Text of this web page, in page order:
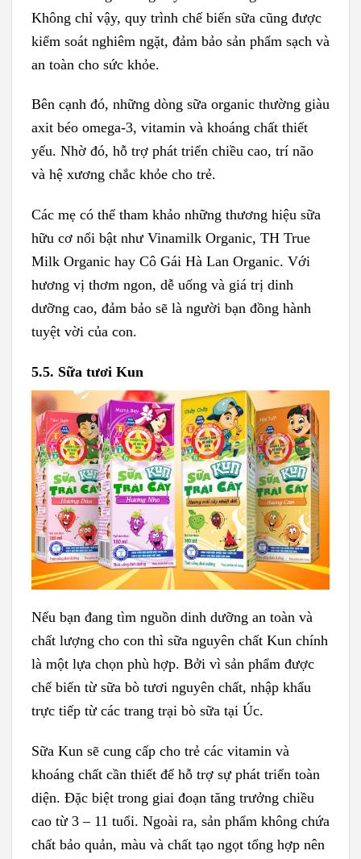
Không chỉ vậy, quy trình chế biến sữa cũng được
kiểm soát nghiêm ngặt, đảm bảo sản phẩm sạch và
an toàn cho sức khỏe.
Bên cạnh đó, những dòng sữa organic thường giàu
axit béo omega-3, vitamin và khoáng chất thiết
yếu. Nhờ đó, hỗ trợ phát triển chiều cao, trí não
và hệ xương chắc khỏe cho trẻ.
Các mẹ có thể tham khảo những thương hiệu sữa
hữu cơ nổi bật như Vinamilk Organic, TH True
Milk Organic hay Cô Gái Hà Lan Organic. Với
hương vị thơm ngon, dễ uống và giá trị dinh
dưỡng cao, đảm bảo sẽ là người bạn đồng hành
tuyệt vời của con.
5.5. Sữa tươi Kun
Nếu bạn đang tìm nguồn dinh dưỡng an toàn và
chất lượng cho con thì sữa nguyên chất Kun chính
là một lựa chọn phù hợp. Bởi vì sản phẩm được
chế biến từ sữa bò tươi nguyên chất, nhập khẩu
trực tiếp từ các trang trại bò sữa tại Úc.
Sữa Kun sẽ cung cấp cho trẻ các vitamin và
khoáng chất cần thiết để hỗ trợ sự phát triển toàn
diện. Đặc biệt trong giai đoạn tăng trưởng chiều
cao từ 3 – 11 tuổi. Ngoài ra, sản phẩm không chứa
chất bảo quản, màu và chất tạo ngọt tổng hợp nên